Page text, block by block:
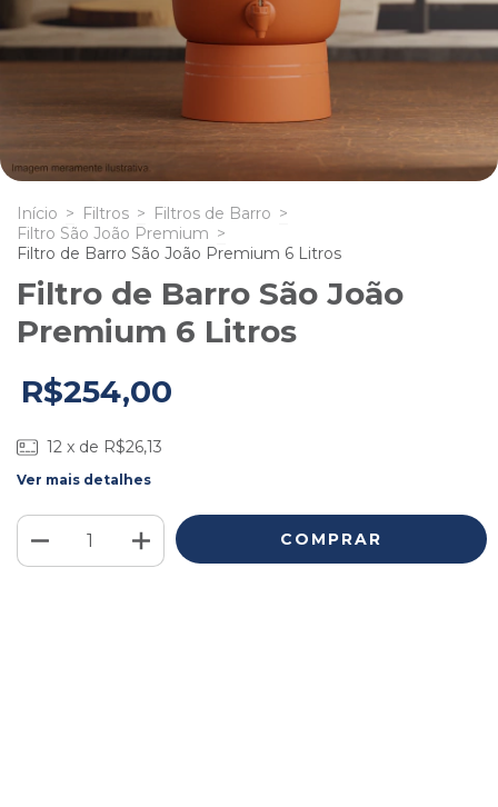
Início > Filtros > Filtros de Barro >
Filtro São João Premium >
Filtro de Barro São João Premium 6 Litros
Filtro de Barro São João
Premium 6 Litros
R$254,00
12 x de R$26,13
Ver mais detalhes